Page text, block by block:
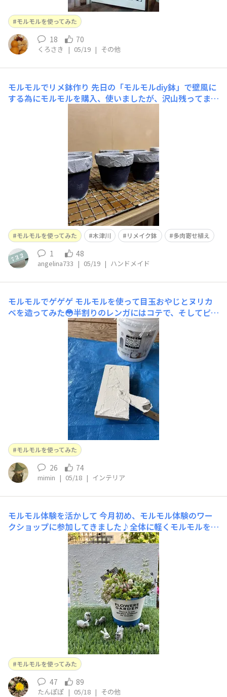
モルモルを使ってみた
18 70
くろさき | 05/19 | その他
モルモルでリメ鉢作り 先日の「モルモルdiy鉢」で壁風に
する為にモルモルを購入、使いましたが、沢山残ってます
モルモルを使ってみた 木津川 リメイク鉢 多肉寄せ植え
1 48
angelina733 | 05/19 | ハンドメイド
モルモルでゲゲゲ モルモルを使って目玉おやじとヌリカ
ベを造ってみた😳半割りのレンガにはコテで、そしてピン
ポン球には昔誰もがやった土団子を作るように手で整形し
ました👍あとは100均で買ったドール人形を解体して😆、
手足をロックタイトのノーモアネイルで取り付けて完成👻
どう？🤪🤣スクエアでの絡みのヌリカベ？笑の一言で造ろ
モルモルを使ってみた
26 74
mimin | 05/18 | インテリア
モルモル体験を活かして 今月初め、モルモル体験のワー
クショップに参加してきました♪全体に軽くモルモルを塗
ってから、持参したステンシルシートをのせてさらにモル
モルを盛りました。ひんやりしてよく伸びてとても塗りや
すかったです🖐️模様が浮き出ていい感じに🌱このあと、薄
く色を付けて撮影スポットの背景にしようと思っていたも
モルモルを使ってみた
47 89
たんぽぽ | 05/18 | その他